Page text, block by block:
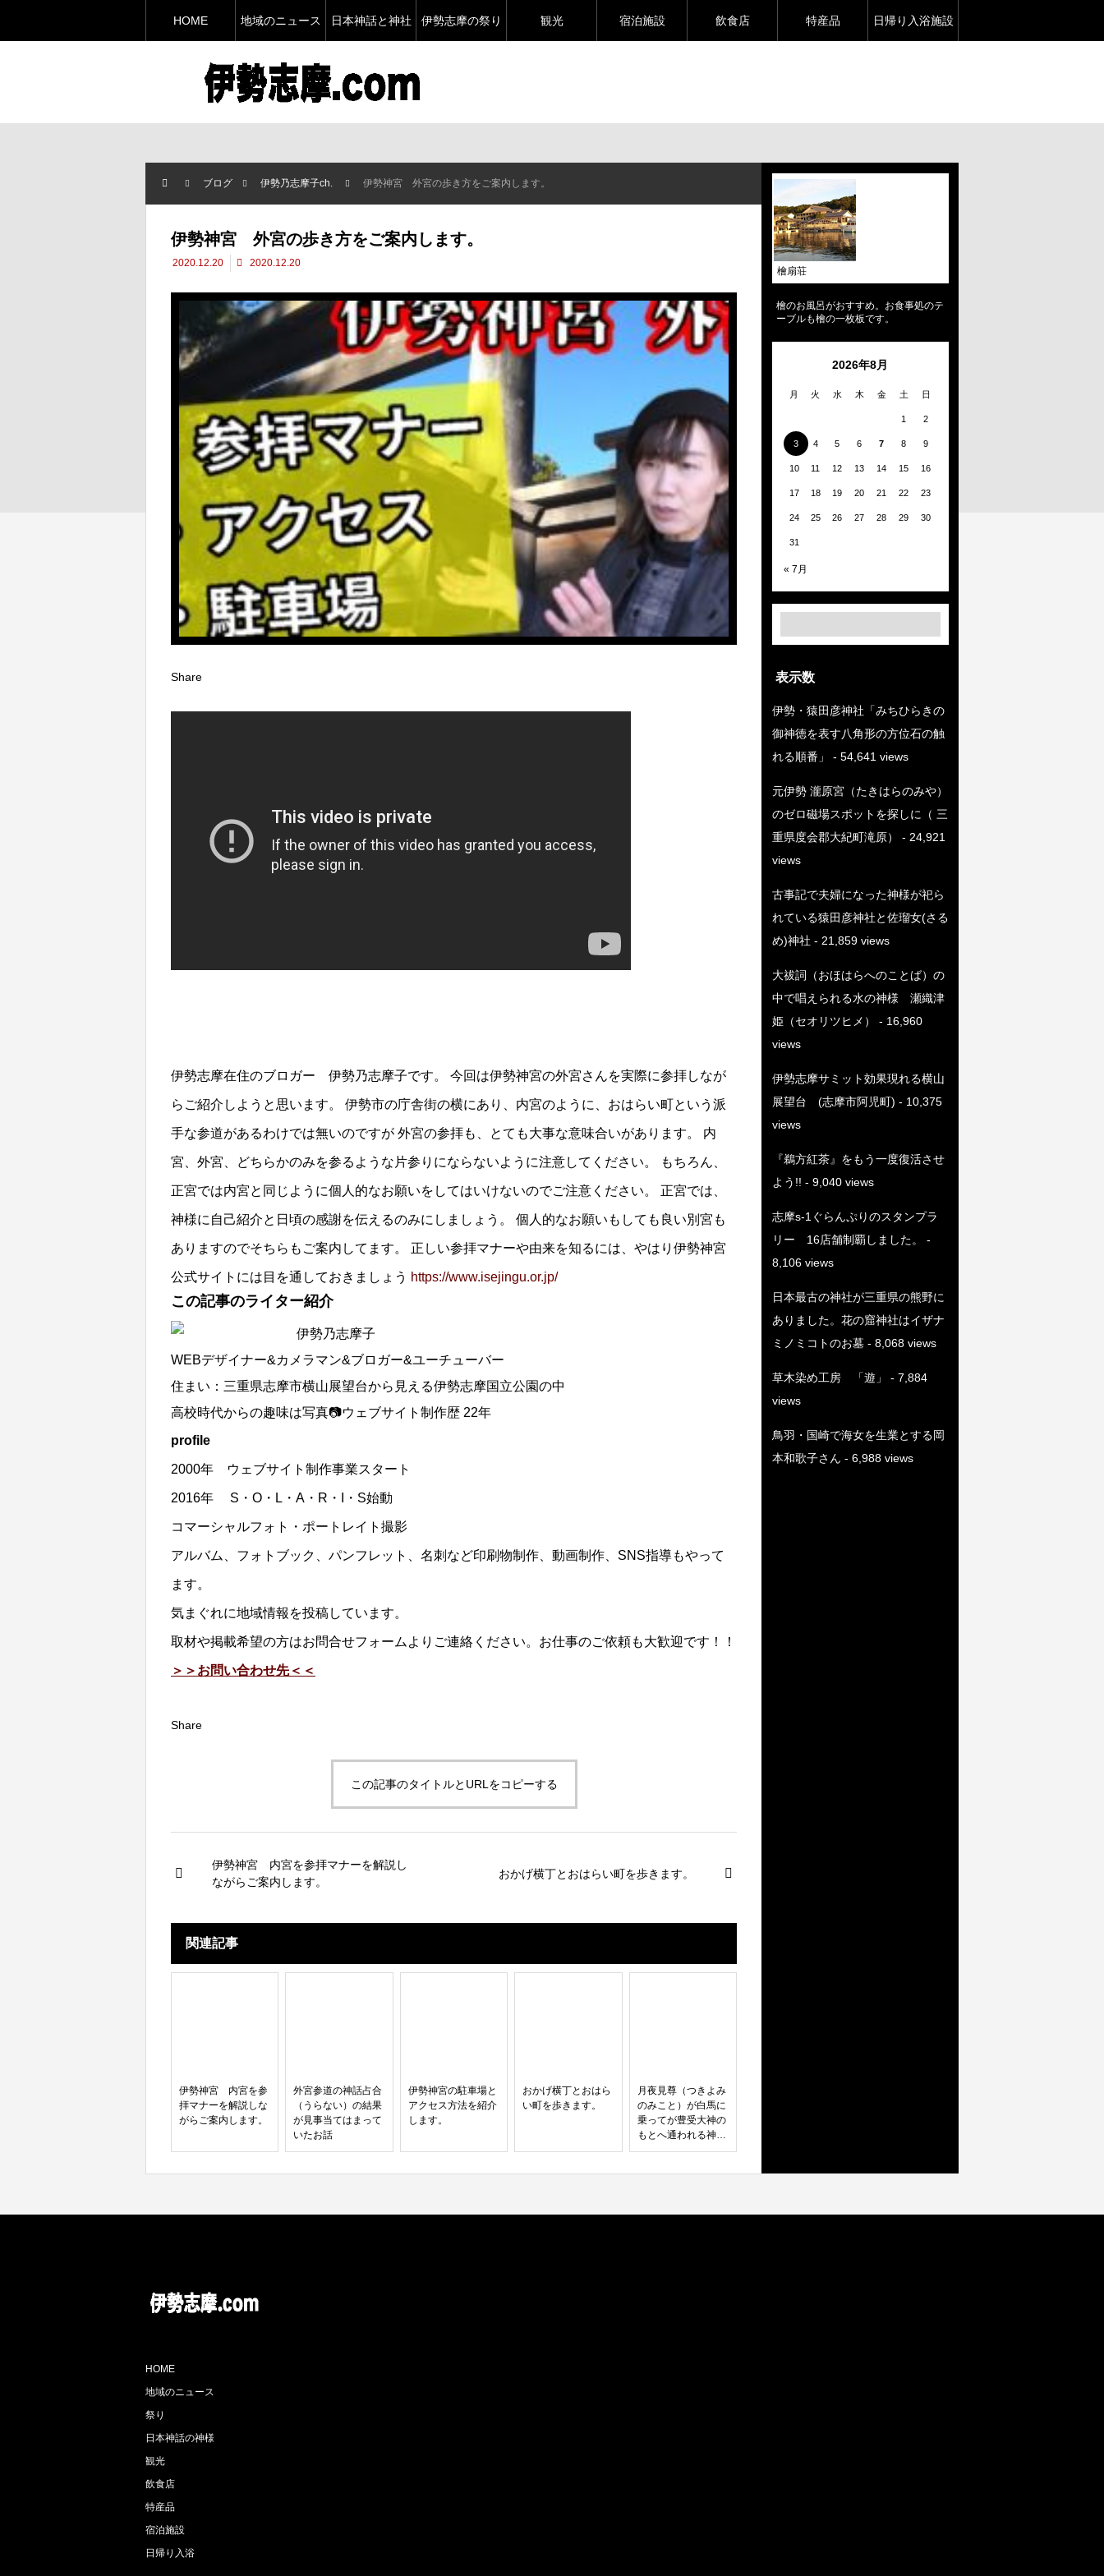
HOME 地域のニュース 日本神話と神社 伊勢志摩の祭り 観光 宿泊施設 飲食店 特産品 日帰り入浴施設
ブログ 伊勢乃志摩子ch. 伊勢神宮 外宮の歩き方をご案内します。
伊勢神宮 外宮の歩き方をご案内します。
2020.12.20 2020.12.20
Share
伊勢志摩在住のブロガー 伊勢乃志摩子です。 今回は伊勢神宮の外宮さんを実際に参拝しなが
らご紹介しようと思います。 伊勢市の庁舎街の横にあり、内宮のように、おはらい町という派
手な参道があるわけでは無いのですが 外宮の参拝も、とても大事な意味合いがあります。 内
宮、外宮、どちらかのみを参るような片参りにならないように注意してください。 もちろん、
正宮では内宮と同じように個人的なお願いをしてはいけないのでご注意ください。 正宮では、
神様に自己紹介と日頃の感謝を伝えるのみにしましょう。 個人的なお願いもしても良い別宮も
ありますのでそちらもご案内してます。 正しい参拝マナーや由来を知るには、やはり伊勢神宮
公式サイトには目を通しておきましょう https://www.isejingu.or.jp/
この記事のライター紹介
伊勢乃志摩子
WEBデザイナー&カメラマン&ブロガー&ユーチューバー
住まい：三重県志摩市横山展望台から見える伊勢志摩国立公園の中
高校時代からの趣味は写真📷ウェブサイト制作歴 22年
profile
2000年 ウェブサイト制作事業スタート
2016年 S・O・L・A・R・I・S始動
コマーシャルフォト・ポートレイト撮影
アルバム、フォトブック、パンフレット、名刺など印刷物制作、動画制作、SNS指導もやって
ます。
気まぐれに地域情報を投稿しています。
取材や掲載希望の方はお問合せフォームよりご連絡ください。お仕事のご依頼も大歓迎です！！
＞＞お問い合わせ先＜＜
Share
この記事のタイトルとURLをコピーする
伊勢神宮 内宮を参拝マナーを解説し
ながらご案内します。
おかげ横丁とおはらい町を歩きます。
関連記事
伊勢神宮 内宮を参
拝マナーを解説しな
がらご案内します。
外宮参道の神話占合
（うらない）の結果
が見事当てはまって
いたお話
伊勢神宮の駐車場と
アクセス方法を紹介
します。
おかげ横丁とおはら
い町を歩きます。
月夜見尊（つきよみ
のみこと）が白馬に
乗ってが豊受大神の
もとへ通われる神路
通（かみじどおり）
檜扇荘
檜のお風呂がおすすめ。お食事処のテ
ーブルも檜の一枚板です。
2026年8月
月 火 水 木 金 土 日
1 2
3 4 5 6 7 8 9
10 11 12 13 14 15 16
17 18 19 20 21 22 23
24 25 26 27 28 29 30
31
« 7月
表示数
伊勢・猿田彦神社「みちひらきの
御神徳を表す八角形の方位石の触
れる順番」
- 54,641 views
元伊勢 瀧原宮（たきはらのみや）
のゼロ磁場スポットを探しに（ 三
重県度会郡大紀町滝原）
- 24,921
views
古事記で夫婦になった神様が祀ら
れている猿田彦神社と佐瑠女(さる
め)神社 - 21,859 views
大祓詞（おほはらへのことば）の
中で唱えられる水の神様 瀬織津
姫（セオリツヒメ）
- 16,960
views
伊勢志摩サミット効果現れる横山
展望台 (志摩市阿児町) - 10,375
views
『鵜方紅茶』をもう一度復活させ
よう!! - 9,040 views
志摩s-1ぐらんぷりのスタンプラ
リー 16店舗制覇しました。
-
8,106 views
日本最古の神社が三重県の熊野に
ありました。花の窟神社はイザナ
ミノミコトのお墓- 8,068 views
草木染め工房 「遊」
- 7,884
views
鳥羽・国崎で海女を生業とする岡
本和歌子さん - 6,988 views
HOME
地域のニュース
祭り
日本神話の神様
観光
飲食店
特産品
宿泊施設
日帰り入浴